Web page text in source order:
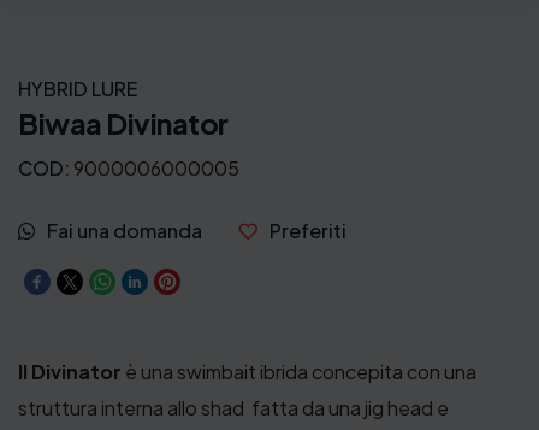
HYBRID LURE
Biwaa Divinator
COD: 9000006000005
Fai una domanda Preferiti
Il Divinator è una swimbait ibrida concepita con una
struttura interna allo shad fatta da una jig head e